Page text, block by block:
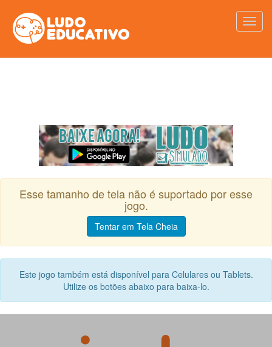
Esse tamanho de tela não é suportado por esse
jogo.
Tentar em Tela Cheia
Este jogo também está disponível para Celulares ou Tablets.
Utilize os botões abaixo para baixa-lo.